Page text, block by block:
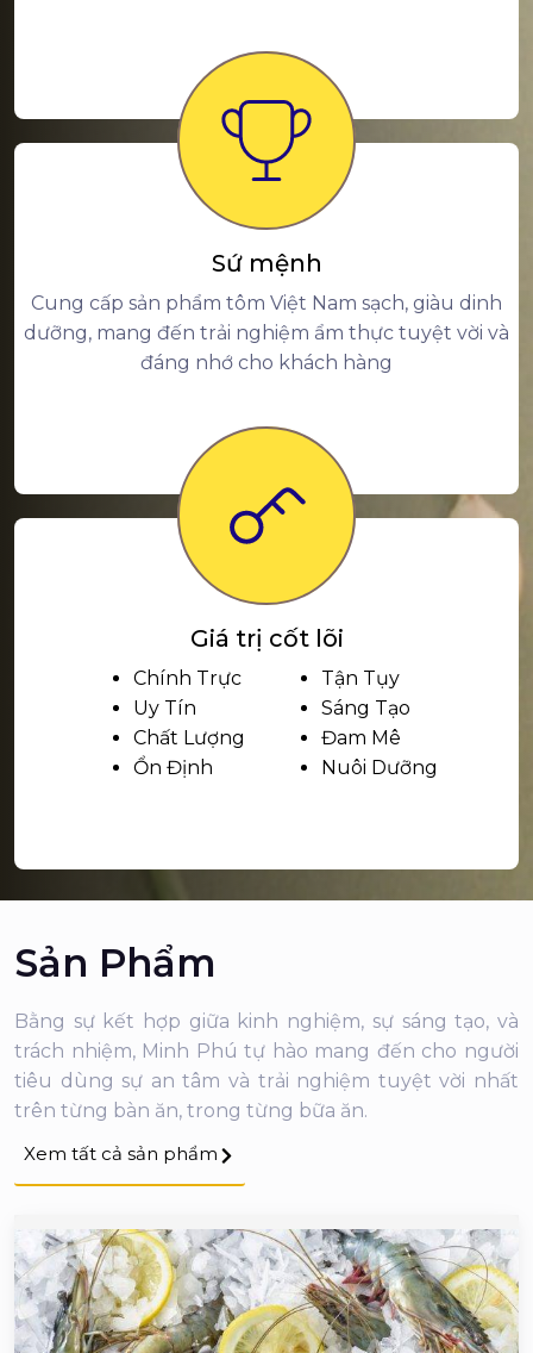
Sứ mệnh
Cung cấp sản phẩm tôm Việt Nam sạch, giàu dinh
dưỡng, mang đến trải nghiệm ẩm thực tuyệt vời và
đáng nhớ cho khách hàng
Giá trị cốt lõi
Chính Trực
Uy Tín
Chất Lượng
Ổn Định
Tận Tụy
Sáng Tạo
Đam Mê
Nuôi Dưỡng
Sản Phẩm
Xem tất cả sản phẩm
Bằng sự kết hợp giữa kinh nghiệm, sự sáng tạo, và
trách nhiệm, Minh Phú tự hào mang đến cho người
tiêu dùng sự an tâm và trải nghiệm tuyệt vời nhất
trên từng bàn ăn, trong từng bữa ăn.